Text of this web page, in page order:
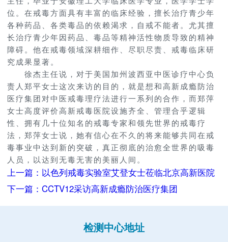
位。在戒毒方面具有丰富的临床经验，擅长治疗青少年
各种药品、各类毒品的依赖渴求，自戒不能者。尤其擅
长治疗青少年因药品、毒品等精神活性物质导致的精神
障碍。他在戒毒领域深耕细作、尽职尽责、戒毒临床研
究成果显著。
徐杰主任说，对于美国加州波西亚中医诊疗中心负
责人郑平女士这次来访的目的，就是想和高新成瘾防治
医疗集团对中医戒毒理疗法进行一系列的合作，而郑萍
女士高度评价高新戒毒医院设施齐全、管理合乎逻辑
性、拥有几十位知名的戒毒专家和领先世界的戒毒疗
法，郑萍女士说，她有信心在不久的将来能够共同在戒
毒事业中达到新的突破，真正彻底的治愈全世界的吸毒
人员，以达到无毒无害的美丽人间。
上一篇：以色列戒毒实验室艾登女士莅临北京高新医院
下一篇：CCTV12采访高新成瘾防治医疗集团
检测中心地址